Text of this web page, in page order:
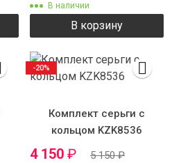
В наличии
В корзину
Комплект серьги с
кольцом KZK8536
4 150 ₽ 5 150₽
-20%